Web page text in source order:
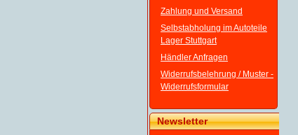
Zahlung und Versand
Selbstabholung im Autoteile
Lager Stuttgart
Händler Anfragen
Widerrufsbelehrung / Muster -
Widerrufsformular
Newsletter